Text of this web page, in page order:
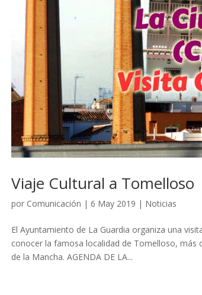
Viaje Cultural a Tomelloso
por Comunicación | 6 May 2019 | Noticias
El Ayuntamiento de La Guardia organiza una
conocer la famosa localidad de Tomelloso, más
de la Mancha. AGENDA DE LA...